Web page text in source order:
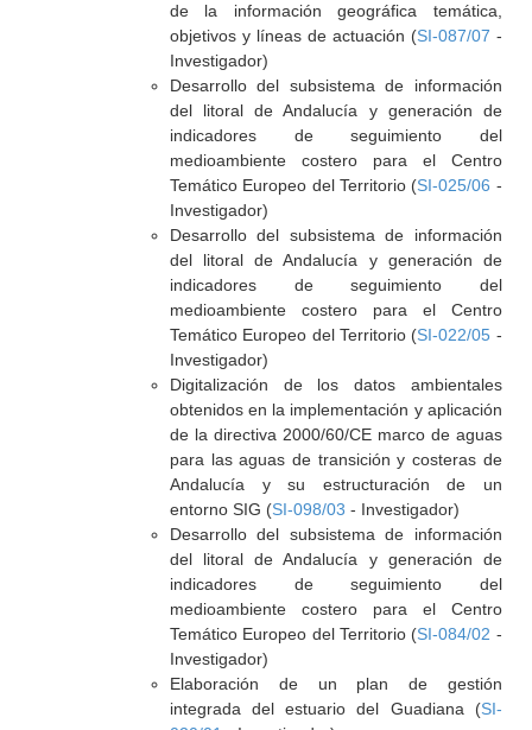
de la información geográfica temática,
objetivos y líneas de actuación (SI-087/07 -
Investigador)
Desarrollo del subsistema de información
del litoral de Andalucía y generación de
indicadores de seguimiento del
medioambiente costero para el Centro
Temático Europeo del Territorio (SI-025/06 -
Investigador)
Desarrollo del subsistema de información
del litoral de Andalucía y generación de
indicadores de seguimiento del
medioambiente costero para el Centro
Temático Europeo del Territorio (SI-022/05 -
Investigador)
Digitalización de los datos ambientales
obtenidos en la implementación y aplicación
de la directiva 2000/60/CE marco de aguas
para las aguas de transición y costeras de
Andalucía y su estructuración de un
entorno SIG (SI-098/03 - Investigador)
Desarrollo del subsistema de información
del litoral de Andalucía y generación de
indicadores de seguimiento del
medioambiente costero para el Centro
Temático Europeo del Territorio (SI-084/02 -
Investigador)
Elaboración de un plan de gestión
integrada del estuario del Guadiana (SI-